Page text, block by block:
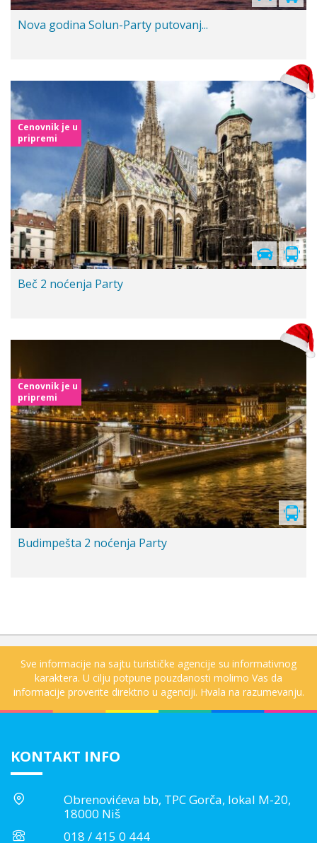
Nova godina Solun-Party putovanj...
Cenovnik je u
pripremi
Beč 2 noćenja Party
Cenovnik je u
pripremi
Budimpešta 2 noćenja Party
Sve informacije na sajtu turističke agencije su informativnog
karaktera. U cilju potpune pouzdanosti molimo Vas da
informacije proverite direktno u agenciji. Hvala na razumevanju.
KONTAKT INFO
Obrenovićeva bb, TPC Gorča, lokal M-20,
18000 Niš
018 / 415 0 444